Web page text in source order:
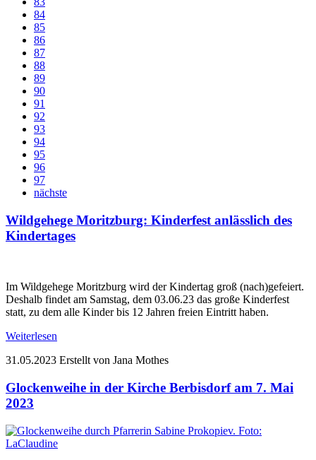
84
85
86
87
88
89
90
91
92
93
94
95
96
97
nächste
Wildgehege Moritzburg: Kinderfest anlässlich des
Kindertages
Im Wildgehege Moritzburg wird der Kindertag groß (nach)gefeiert.
Deshalb findet am Samstag, dem 03.06.23 das große Kinderfest
statt, zu dem alle Kinder bis 12 Jahren freien Eintritt haben.
Weiterlesen
31.05.2023 Erstellt von Jana Mothes
Glockenweihe in der Kirche Berbisdorf am 7. Mai
2023